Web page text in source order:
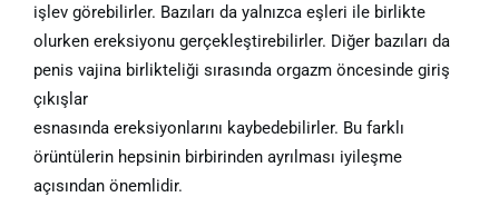
işlev görebilirler. Bazıları da yalnızca eşleri ile birlikte
olurken ereksiyonu gerçekleştirebilirler. Diğer bazıları da
penis vajina birlikteliği sırasında orgazm öncesinde giriş
çıkışlar
esnasında ereksiyonlarını kaybedebilirler. Bu farklı
örüntülerin hepsinin birbirinden ayrılması iyileşme
açısından önemlidir.